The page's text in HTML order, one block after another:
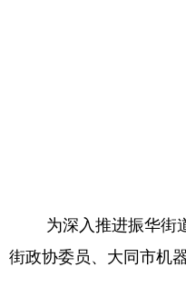
为深入推进振华街道
街政协委员、大同市机